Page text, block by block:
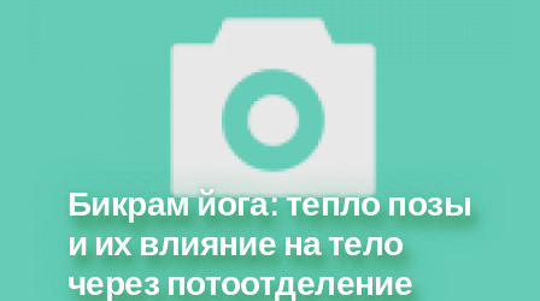
Бикрам йога: тепло позы
и их влияние на тело
через потоотделение